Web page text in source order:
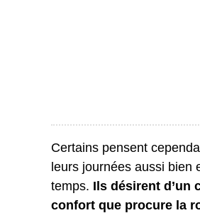
Certains pensent
leurs journées aussi bien
temps. Ils désirent d’un
confort que procure la